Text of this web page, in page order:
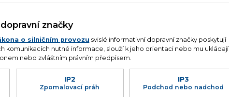
značky
o silničním provozu svislé informativní dopravní značky poskytují
komunikacích nutné informace, slouží k jeho orientaci nebo mu ukládají
nebo zvláštním právním předpisem.
IP2
Zpomalovací práh
IP3
Podchod nebo nadchod